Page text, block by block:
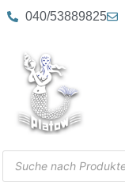
040/53889825